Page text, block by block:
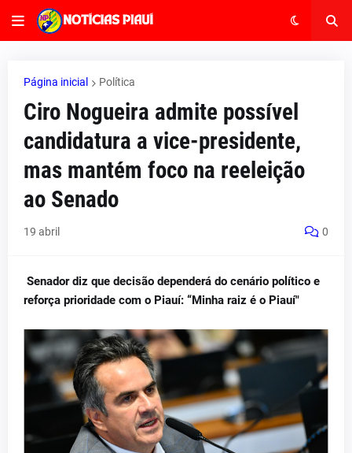
Página inicial Política
Ciro Nogueira admite possível
candidatura a vice-presidente,
mas mantém foco na reeleição
ao Senado
19 abril 0
Senador diz que decisão dependerá do cenário político e
reforça prioridade com o Piauí: “Minha raiz é o Piauí"